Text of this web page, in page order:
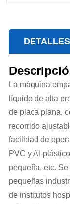
La máquina
líquido de alta
de placa plana,
recorrido
facilidad de
PVC y Al-
pequeña, etc.
pequeñas
de institutos